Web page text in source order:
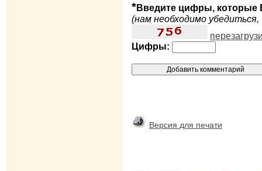
*Введите цифры, которые
(нам необходимо
Цифры:
Версия для печати